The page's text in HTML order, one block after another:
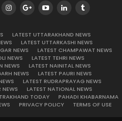
LATEST UTTARAKHAND NEWS
LATEST UTTARKASHI NEWS
NEWS
LATEST CHAMPAWAT NEWS
NEWS
LATEST TEHRI NEWS
NEWS
LATEST NAINITAL NEWS
NEWS
LATEST PAURI NEWS
LATEST RUDRAPRAYAG NEWS
NEWS
LATEST NATIONAL NEWS
TODAY
PAHADI KHABARNAMA
PRIVACY POLICY TERMS OF USE